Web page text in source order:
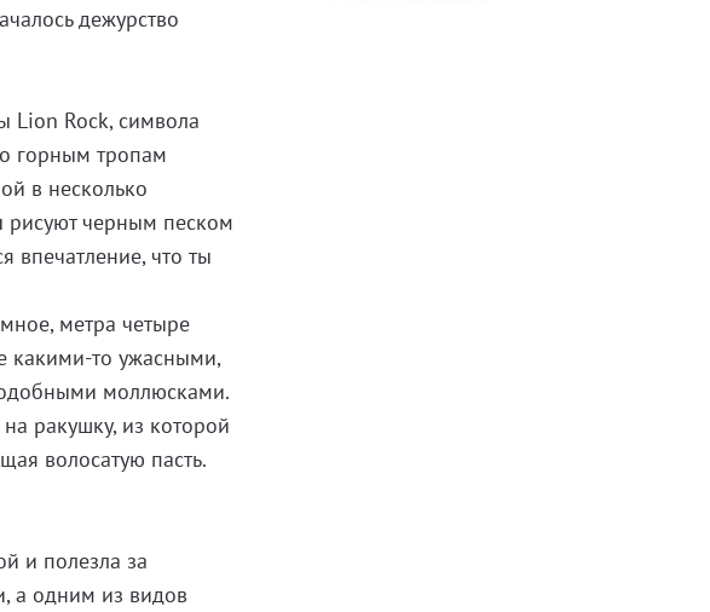
дежурство
Lion Rock, символа
горным тропам
в несколько
рисуют черным песком
впечатление, что ты
метра четыре
какими-то ужасными,
моллюсками.
ракушку, из которой
волосатую пасть.
и полезла за
а одним из видов